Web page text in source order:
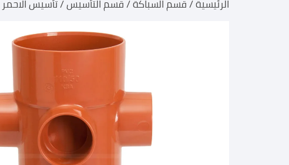
الرئيسية/قسم السباكة/قسم التأسيس/تأسيس الاحمر